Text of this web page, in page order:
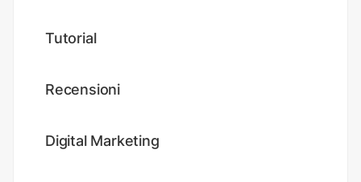
Tutorial
Recensioni
Digital Marketing